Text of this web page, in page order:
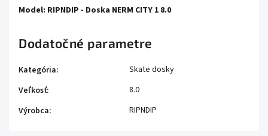
Model: RIPNDIP - Doska NERM CITY 1 8.0
Dodatočné parametre
Kategória:
Skate dosky
Veľkosť:
8.0
Výrobca: RIPNDIP